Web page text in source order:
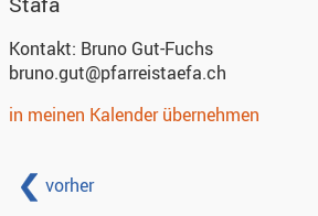
Kontakt: Bruno Gut-Fuchs
bruno.gut@pfarreistaefa.ch
in meinen Kalender übernehmen
vorher